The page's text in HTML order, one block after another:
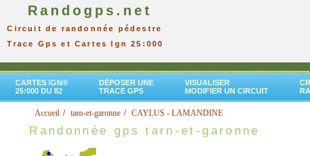
Randogps.net
Circuit de randonnée pédestre
Trace Gps et Cartes Ign 25:000
CARTES IGN®
25:000 DU 82
DÉPOSER UNE
TRACE GPS
VISUALISER
MODIFIER UN CIRCUIT
Accueil tarn-et-garonne CAYLUS - LAMANDINE
Randonnée gps tarn-et-garonne